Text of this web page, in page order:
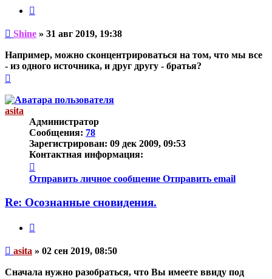
Непрочитанное
Shine » 31 авг 2019, 19:38
Например, можно сконцентрироваться на том, что мы все
- из одного источника, и друг другу - братья?
началу
asita
Администратор
Сообщения: 78
Зарегистрирован: 09 дек 2009, 09:53
Контактная информация:
информация
пользователя
Отправить личное сообщение Отправить email
Re: Осознанные сновидения.
Непрочитанное
asita » 02 сен 2019, 08:50
Сначала нужно разобраться, что Вы имеете ввиду под